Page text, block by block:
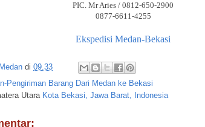
PIC. Mr Aries / 0812-650-2900
0877-6611-4255
Ekspedisi Medan-Bekasi
di 09.33
Pengiriman Barang Dari Medan ke Bekasi
Utara Kota Bekasi, Jawa Barat, Indonesia